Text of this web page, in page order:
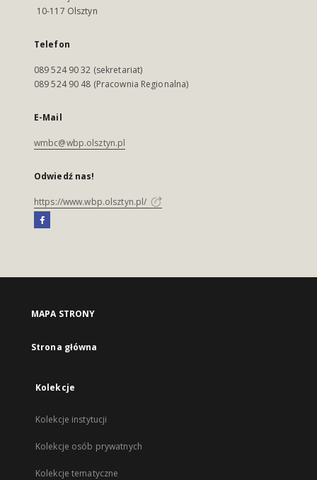
10-117 Olsztyn
Telefon
089 524 90 32 (sekretariat)
089 524 90 48 (Pracownia Regionalna)
E-Mail
wmbc@wbp.olsztyn.pl
Odwiedź nas!
https://www.wbp.olsztyn.pl/
MAPA STRONY
Strona główna
Kolekcje
Kolekcje instytucji
Kolekcje osób prywatnych
Kolekcje tematyczne